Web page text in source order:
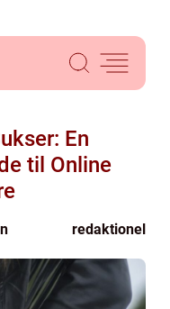
En
til Online
redaktionel